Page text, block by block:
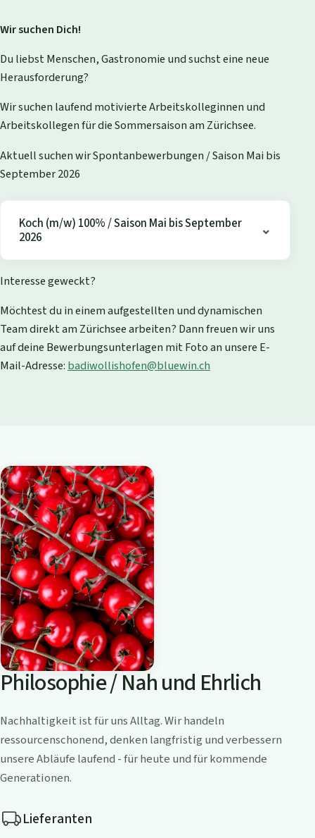
Wir suchen Dich!
Du liebst Menschen, Gastronomie und suchst eine neue
Herausforderung?
Wir suchen laufend motivierte Arbeitskolleginnen und
Arbeitskollegen für die Sommersaison am Zürichsee.
Aktuell suchen wir Spontanbewerbungen / Saison Mai bis
September 2026
Koch (m/w) 100% / Saison Mai bis September
2026
Interesse geweckt?
Möchtest du in einem aufgestellten und dynamischen
Team direkt am Zürichsee arbeiten? Dann freuen wir uns
auf deine Bewerbungsunterlagen mit Foto an unsere E-
Mail-Adresse:badiwollishofen@bluewin.ch
Philosophie / Nah und Ehrlich
Nachhaltigkeit ist für uns Alltag. Wir handeln
ressourcenschonend, denken langfristig und verbessern
unsere Abläufe laufend - für heute und für kommende
Generationen.
Lieferanten